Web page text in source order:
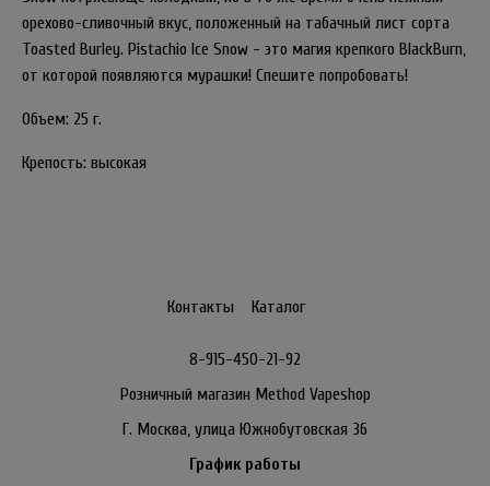
орехово-сливочный вкус, положенный на табачный лист сорта
Toasted Burley. Pistachio Ice Snow - это магия крепкого BlackBurn,
от которой появляются мурашки! Спешите попробовать!
Объем: 25 г.
Крепость: высокая
Контакты Каталог
8-915-450-21-92
Розничный магазин Method Vapeshop
Г. Москва, улица Южнобутовская 36
График работы